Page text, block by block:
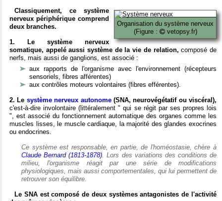
Organisation du système nerveux
(Figure :
vetopsy.fr)
Classiquement, ce système
nerveux périphérique comprend
deux branches.
1. Le système nerveux
somatique, appelé aussi système de la vie de relation, composé de
nerfs, mais aussi de ganglions, est associé :
aux rapports de l'organisme avec l'environnement (récepteurs
sensoriels, fibres afférentes)
aux contrôles moteurs volontaires (fibres efférentes).
2. Le système nerveux autonome(SNA, neurovégétatif ou viscéral),
c'est-à-dire involontaire (littéralement " qui se régit par ses propres lois
", est associé du fonctionnement automatique des organes comme les
muscles lisses, le muscle cardiaque, la majorité des glandes exocrines
ou endocrines.
Ce système est responsable, en partie, de l'homéostasie, chère à
Claude Bernard (1813-1878). Lors des variations des conditions de
milieu, l'organisme réagit par une série de modifications
physiologiques, mais aussi comportementales, qui lui permettent de
retrouver son équilibre.
Le SNA est composé de deux systèmes antagonistes de l'activité